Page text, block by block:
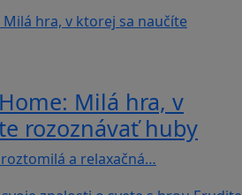
Milá hra, v
rozoznávať huby
a relaxačná…